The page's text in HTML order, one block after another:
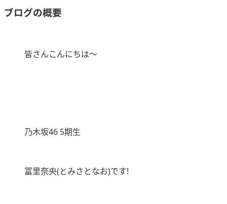
ブログの概要
皆さんこんにちは～
乃木坂46 5期生
冨里奈央(とみさとなお)です!